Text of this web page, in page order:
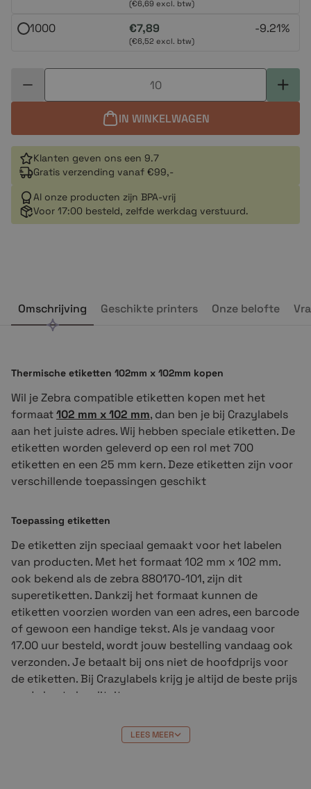
(€6,69 excl. btw)
1000 €7,89
(€6,52 excl. btw)
-9.21%
IN WINKELWAGEN
Klanten geven ons een 9.7
Gratis verzending vanaf €99,-
Al onze producten zijn BPA-vrij
Voor 17:00 besteld, zelfde werkdag verstuurd.
Omschrijving Geschikte printers Onze belofte
Thermische etiketten 102mm x 102mm kopen
Wil je Zebra compatible etiketten kopen met het
formaat102 mm x 102 mm, dan ben je bij Crazylabels
aan het juiste adres. Wij hebben speciale etiketten. De
etiketten worden geleverd op een rol met 700
etiketten en een 25 mm kern. Deze etiketten zijn voor
verschillende toepassingen geschikt
Toepassing etiketten
De etiketten zijn speciaal gemaakt voor het labelen
van producten. Met het formaat 102 mm x 102 mm.
ook bekend als de zebra 880170-101, zijn dit
superetiketten. Dankzij het formaat kunnen de
etiketten voorzien worden van een adres, een barcode
of gewoon een handige tekst. Als je vandaag voor
17.00 uur besteld, wordt jouw bestelling vandaag ook
verzonden. Je betaalt bij ons niet de hoofdprijs voor
de etiketten. Bij Crazylabels krijg je altijd de beste prijs
en de beste kwaliteit.
Geschikte printers voor de etiketten
LEES MEER